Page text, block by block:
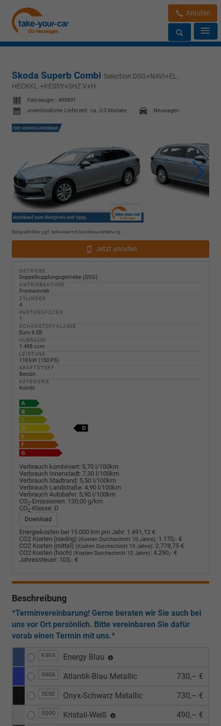
Anrufen
Skoda Superb Combi Selection DSG+NAVI+EL.
HECKKL.+KESSY+SHZ V+H
Fahrzeugnr.: 499891
unverbindliche Lieferzeit: ca. 2-3 Monate
Neuwagen
Beispielbilder, ggf. teilweise mit Sonderausstattung
Jetzt anrufen
GETRIEBE
Doppelkupplungsgetriebe (DSG)
ANTRIEBSACHSE
Frontantrieb
ZYLINDER
4
PARTIKELFILTER
1
SCHADSTOFFKLASSE
Euro 6 EB
HUBRAUM
1.498 ccm
LEISTUNG
110 kW (150 PS)
KRAFTSTOFF
Benzin
KATEGORIE
Kombi
Verbrauch kombiniert: 5,70 l/100km
Verbrauch Innenstadt: 7,30 l/100km
Verbrauch Stadtrand: 5,50 l/100km
Verbrauch Landstraße: 4,90 l/100km
Verbrauch Autobahn: 5,90 l/100km
CO2-Emissionen: 130,00 g/km
CO2-Klasse: D
Download
Energiekosten bei 15.000 km pro Jahr: 1.491,12 €
CO2 Kosten (niedrig) (Kosten Durchschnitt 10 Jahre): 1.170,- €
CO2 Kosten (mittel) (Kosten Durchschnitt 10 Jahre): 2.778,75 €
CO2 Kosten (hoch) (Kosten Durchschnitt 10 Jahre): 4.290,- €
Jahressteuer: 103,- €
Beschreibung
*Terminvereinbarung! Gerne beraten wir Sie auch bei
uns vor Ort persönlich. Bitte vereinbaren Sie dafür
vorab einen Termin mit uns.*
K4K4 Energy Blau
0A0A Atlantik-Blau Metallic 730,– €
0E0E Onyx-Schwarz Metallic 730,– €
0Q0Q Kristall-Weiß 490,– €